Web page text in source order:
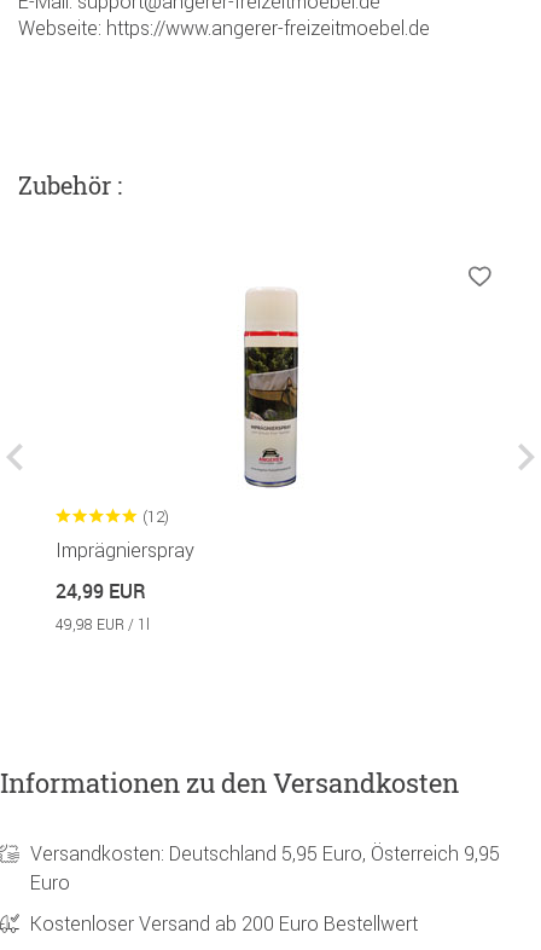
Webseite: https://www.angerer-freizeitmoebel.de
Zubehör :
(12)
Imprägnierspray
24,99 EUR
49,98 EUR / 1l
Informationen zu den Versandkosten
Versandkosten: Deutschland 5,95 Euro, Österreich 9,95
Euro
Kostenloser Versand ab 200 Euro Bestellwert